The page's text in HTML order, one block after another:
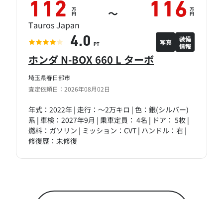
埼玉県春日部市
査定依頼日：2026年08月02日
ホンダ N-BOX 660 L ターボ
年式：2022年 | 走行：～2万キロ | 色：銀(シルバー)
系 | 車検：2027年9月 | 乗車定員： 4名 | ドア： 5枚 |
燃料：ガソリン | ミッション：CVT | ハンドル：右 |
修復歴：未修復
112 万
円 ～ 116 万
円
Tauros Japan
4.0 PT 写真
装備
情報